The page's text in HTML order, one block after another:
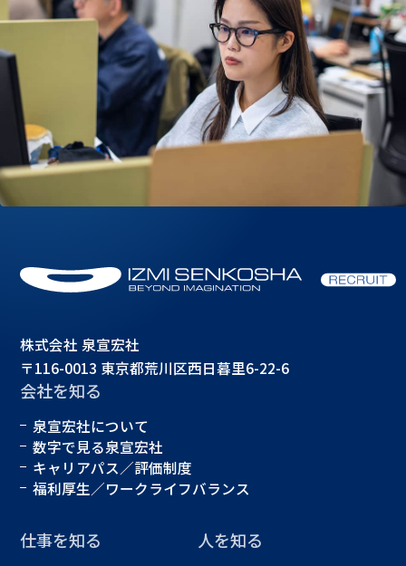
株式会社 泉宣宏社
〒116-0013 東京都荒川区西日暮里6-22-6
会社を知る
泉宣宏社について
数字で見る泉宣宏社
キャリアパス／評価制度
福利厚生／ワークライフバランス
仕事を知る 人を知る